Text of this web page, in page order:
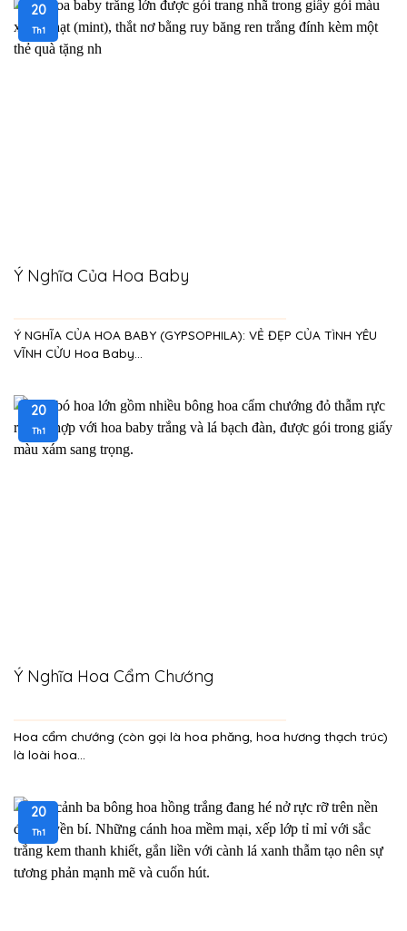
Ý Nghĩa Của Hoa Baby
Ý NGHĨA CỦA HOA BABY (GYPSOPHILA): VẺ ĐẸP CỦA TÌNH YÊU
VĨNH CỬU Hoa Baby...
20
Th1
Ý Nghĩa Hoa Cẩm Chướng
Hoa cẩm chướng (còn gọi là hoa phăng, hoa hương thạch trúc)
là loài hoa...
20
Th1
20
Th1